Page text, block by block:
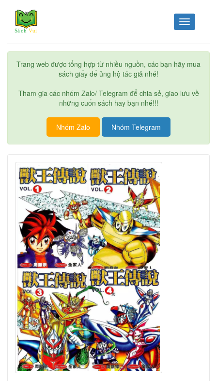
Toggle
navigation
Trang web được tổng hợp từ nhiều nguồn, các bạn hãy mua
sách giấy để ủng hộ tác giả nhé!
Tham gia các nhóm Zalo/ Telegram để chia sẻ, giao lưu về
những cuốn sách hay bạn nhé!!!
Nhóm Zalo Nhóm Telegram